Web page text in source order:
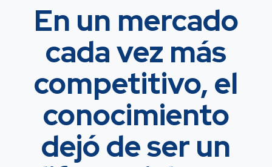
En un mercado
cada vez más
competitivo, el
conocimiento
dejó de ser un